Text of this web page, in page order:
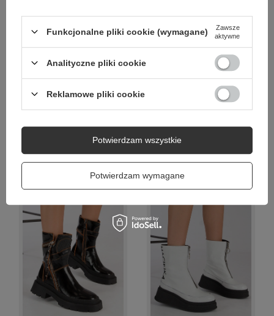
Maciejka Botki Damskie
Ocieplane Czarny
Skórzane Bordowe
449,00 zł
Funkcjonalne pliki cookie (wymagane)
Zawsze
aktywne
Analityczne pliki cookie
Reklamowe pliki cookie
Potwierdzam wymagane
Potwierdzam wszystkie